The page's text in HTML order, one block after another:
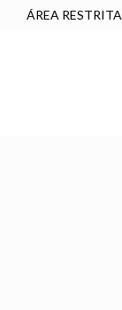
ÁREA RESTRITA